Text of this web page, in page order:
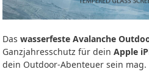
Das wasserfeste Avalanche
Ganzjahresschutz für dein Apple
dein Outdoor-Abenteuer sein mag.